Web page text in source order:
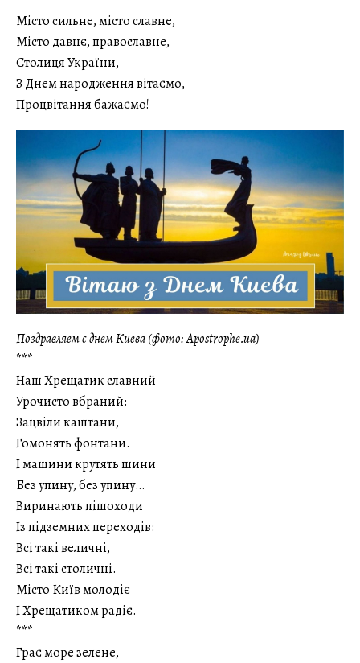
Місто сильне, місто славне,
Місто давнє, православне,
Столиця України,
З Днем народження вітаємо,
Процвітання бажаємо!
Поздравляем с днем Киева (фото: Apostrophe.ua)
***
Наш Хрещатик славний
Урочисто вбраний:
Зацвіли каштани,
Гомонять фонтани.
І машини крутять шини
Без упину, без упину…
Виринають пішоходи
Із підземних переходів:
Всі такі величні,
Всі такі столичні.
Місто Київ молодіє
І Хрещатиком радіє.
***
Грає море зелене,